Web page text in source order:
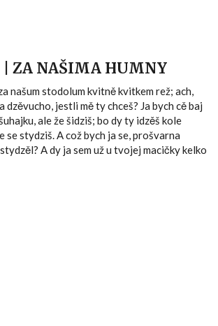
| ZA NAŠIMA HUMNY
našum stodolum kvitně kvitkem rež; ach,
dzěvucho, jestli mě ty chceš? Ja bych cě baj
ale že šidziš; bo dy ty idzěš kole
se stydziš. A což bych ja se, prošvarna
A dy ja sem už u tvojej macičky kelko